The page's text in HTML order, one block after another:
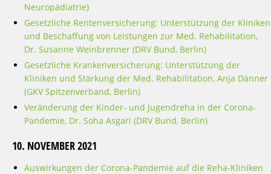
Neuropädiatrie)
Gesetzliche Rentenversicherung: Unterstützung der Kliniken
und Beschaffung von Leistungen zur Med. Rehabilitation,
Dr. Susanne Weinbrenner (DRV Bund, Berlin)
Gesetzliche Krankenversicherung: Unterstützung der
Kliniken und Stärkung der Med. Rehabilitation, Anja Dänner
(GKV Spitzenverband, Berlin)
Veränderung der Kinder- und Jugendreha in der Corona-
Pandemie, Dr. Soha Asgari (DRV Bund, Berlin)
10. NOVEMBER 2021
Auswirkungen der Corona-Pandemie auf die Reha-Kliniken